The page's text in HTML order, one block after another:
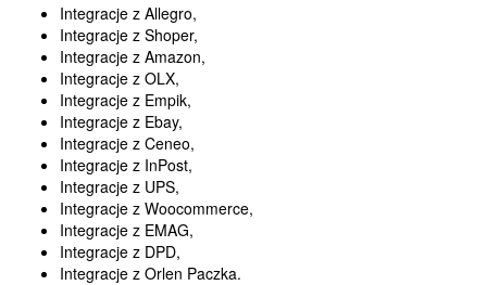
Integracje z Allegro,
Integracje z Shoper,
Integracje z Amazon,
Integracje z OLX,
Integracje z Empik,
Integracje z Ebay,
Integracje z Ceneo,
Integracje z InPost,
Integracje z UPS,
Integracje z Woocommerce,
Integracje z EMAG,
Integracje z DPD,
Integracje z Orlen Paczka.